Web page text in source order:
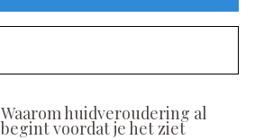
Waarom huidveroudering al
begint voordat je het ziet